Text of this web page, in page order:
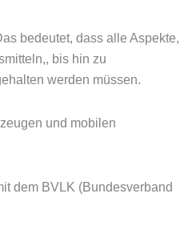
bedeutet, dass alle Aspekte,
bis hin zu
werden müssen.
und mobilen
dem BVLK (Bundesverband